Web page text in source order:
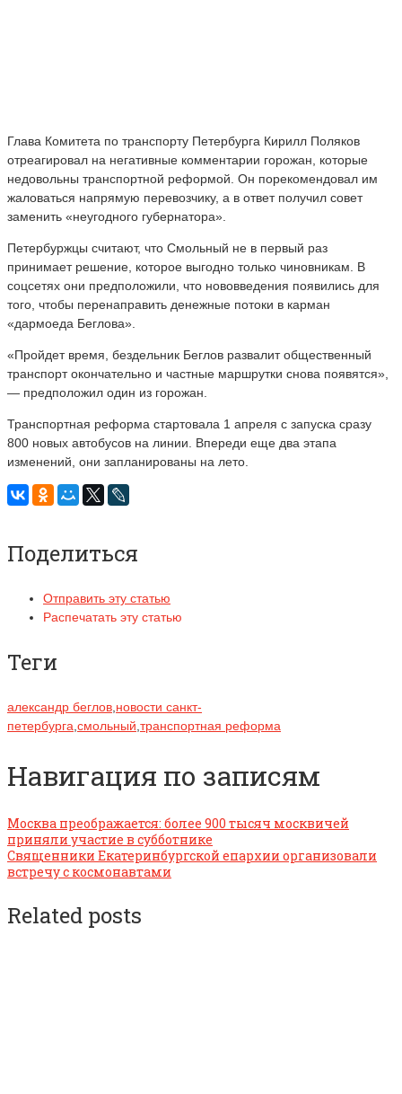
Глава Комитета по транспорту Петербурга Кирилл Поляков
отреагировал на негативные комментарии горожан, которые
недовольны транспортной реформой. Он порекомендовал им
жаловаться напрямую перевозчику, а в ответ получил совет
заменить «неугодного губернатора».
Петербуржцы считают, что Смольный не в первый раз
принимает решение, которое выгодно только чиновникам. В
соцсетях они предположили, что нововведения появились для
того, чтобы перенаправить денежные потоки в карман
«дармоеда Беглова».
«Пройдет время, бездельник Беглов развалит общественный
транспорт окончательно и частные маршрутки снова появятся»,
— предположил один из горожан.
Транспортная реформа стартовала 1 апреля с запуска сразу
800 новых автобусов на линии. Впереди еще два этапа
изменений, они запланированы на лето.
Поделиться
Отправить эту статью
Распечатать эту статью
Теги
александр беглов новости санкт-
петербурга смольный транспортная реформа
Навигация по записям
Москва преображается: более 900 тысяч москвичей
приняли участие в субботнике
Священники Екатеринбургской епархии организовали
встречу с космонавтами
Related posts